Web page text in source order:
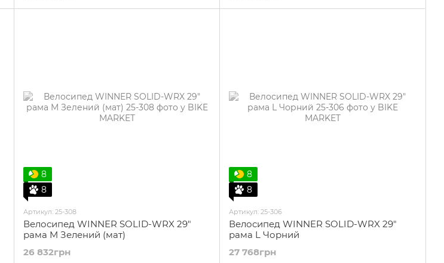
8
8
Артикул: 25-308
Велосипед WINNER SOLID-WRX 29"
рама M Зелений (мат)
26 832грн
8
8
Артикул: 25-306
Велосипед WINNER SOLID-WRX 29"
рама L Чорний
27 768грн